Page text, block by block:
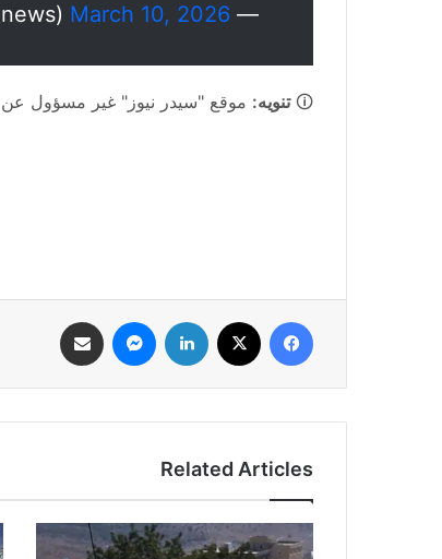
— Cedar News (@cedar_news)
March 10, 2026
🛈تنويه: موقع "سيدر نيوز" غير مسؤول عن
فيسبوك لينكدإن ماسنجر
Related Articles